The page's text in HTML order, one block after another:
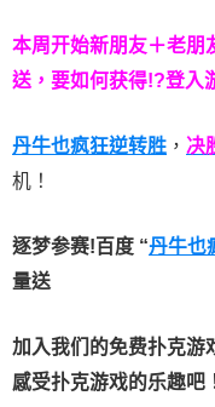
本周开始新朋友＋老朋
送，要如何获得!?登入
丹牛也疯狂逆转胜 ， 决
机！
逐梦参赛!百度 “丹牛也
量送
加入我们的免费扑克游
感受扑克游戏的乐趣吧